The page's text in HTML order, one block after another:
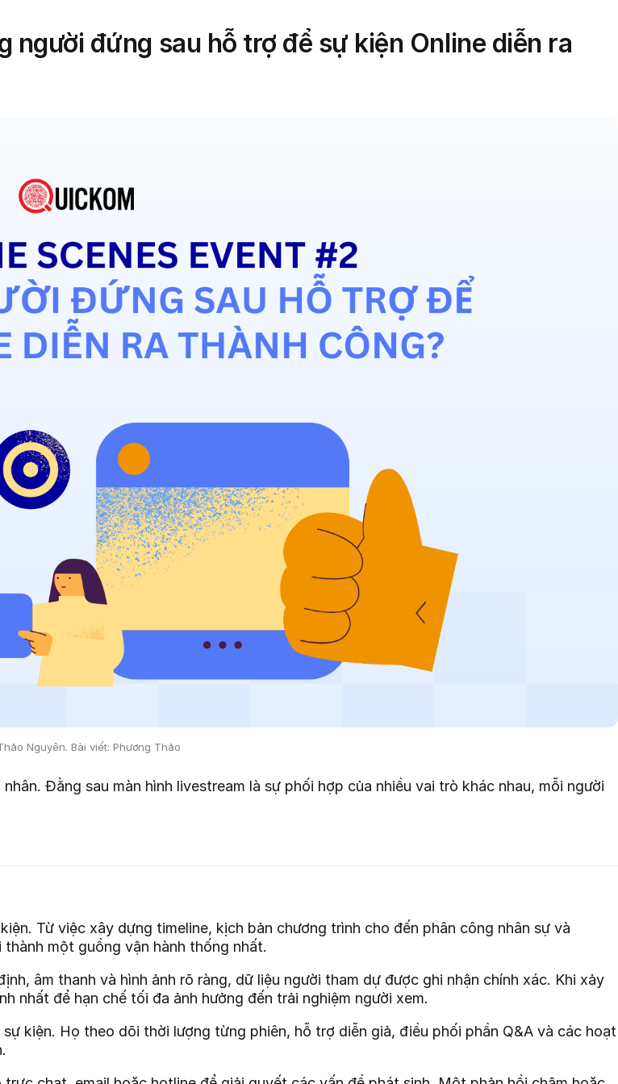
người đứng sau hỗ trợ để sự kiện Online diễn ra
Nguyên. Bài viết: Phương Thảo
Đằng sau màn hình livestream là sự phối hợp của nhiều vai trò khác nhau, mỗi người
Từ việc xây dựng timeline, kịch bản chương trình cho đến phân công nhân sự và
một guồng vận hành thống nhất.
âm thanh và hình ảnh rõ ràng, dữ liệu người tham dự được ghi nhận chính xác. Khi xảy
nhất để hạn chế tối đa ảnh hưởng đến trải nghiệm người xem.
kiện. Họ theo dõi thời lượng từng phiên, hỗ trợ diễn giả, điều phối phần Q&A và các hoạt